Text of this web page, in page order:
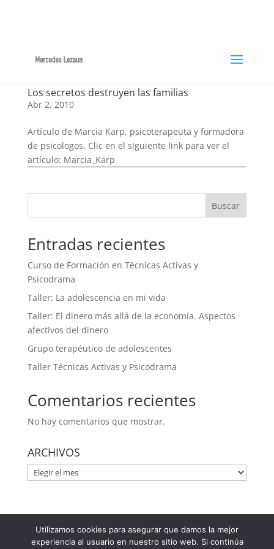
Los secretos destruyen las familias
Abr 2, 2010
Artículo de Marcia Karp, psicoterapeuta y formadora
de psicologos. Clic en el siguiente link para ver el
artículo: Marcia_Karp
Buscar
Entradas recientes
Curso de Formación en Técnicas Activas y
Psicodrama
Taller: La adolescencia en mi vida
Taller: El dinero más allá de la economía. Aspectos
afectivos del dinero
Grupo terapéutico de adolescentes
Taller Técnicas Activas y Psicodrama
Comentarios recientes
No hay comentarios que mostrar.
ARCHIVOS
ARCHIVOS
Plaza Felisa Munárriz 2 - Entrepl. A 31005 Pamplona
Utilizamos cookies para asegurar que damos la mejor
experiencia al usuario en nuestro sitio web. Si continúa